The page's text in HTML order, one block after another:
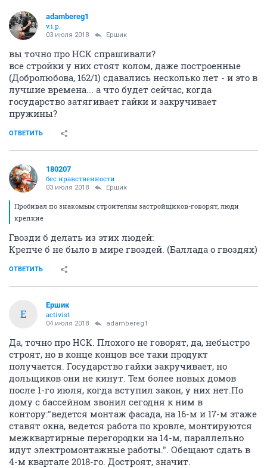
adambereg1
v.i.p.
03 июля 2018 Ершик
вы точно про НСК спрашивали?
все стройки у них стоят колом, даже построенные
(Добролюбова, 162/1) сдавались несколько лет - и это в
лучшие времена... а что будет сейчас, когда
государство затягивает гайки и закручивает
пружины?
ОТВЕТИТЬ
180207
бес нравственности
03 июля 2018 Ершик
Пробивал по знакомым строителям застройщиков-говорят, люди
крепкие
Гвозди б делать из этих людей:
Крепче б не было в мире гвоздей. (Баллада о гвоздях)
ОТВЕТИТЬ
Е
Ершик
activist
04 июля 2018 adambereg1
Да, точно про НСК. Плохого не говорят, да, небыстро
строят, но в конце концов все таки продукт
получается. Государство гайки закручивает, но
дольщиков они не кинут. Тем более новых домов
после 1-го июля, когда вступил закон, у них нет.По
дому с бассейном звонил сегодня к ним в
контору:"ведется монтаж фасада, на 16-м и 17-м этаже
ставят окна, ведется работа по кровле, монтируются
межквартирные перегородки на 14-м, параллельно
идут электромонтажные работы.". Обещают сдать в
4-м квартале 2018-го. Достроят, значит.